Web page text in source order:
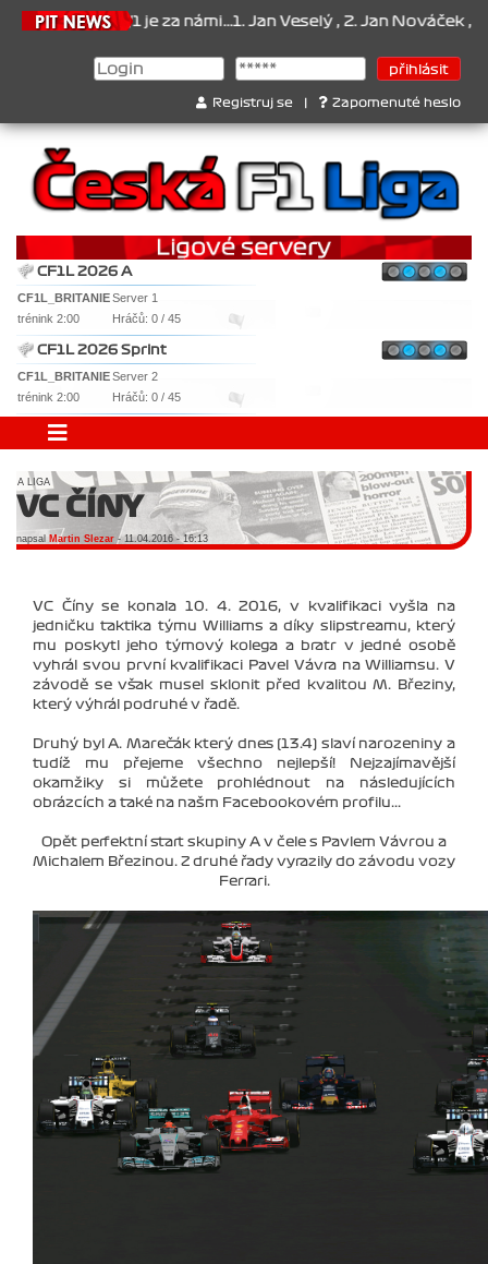
za námi...1. Jan Veselý , 2. Jan Nováček , 3. Jakub Chmelík ,
Registruj se Zapomenuté heslo
CF1L 2026 A
CF1L_BRITANIEServer 1
trénink 2:00
Hráčů: 0 / 45
CF1L 2026 Sprint
CF1L_BRITANIEServer 2
trénink 2:00
Hráčů: 0 / 45
A LIGA
VC ČÍNY
napsal Martin Slezar - 11.04.2016 - 16:13
VC Číny se konala 10. 4. 2016, v kvalifikaci vyšla na
jedničku taktika týmu Williams a díky slipstreamu, který
mu poskytl jeho týmový kolega a bratr v jedné osobě
vyhrál svou první kvalifikaci Pavel Vávra na Williamsu. V
závodě se však musel sklonit před kvalitou M. Březiny,
který výhrál podruhé v řadě.
Druhý byl A. Marečák který dnes (13.4) slaví narozeniny a
tudíž mu přejeme všechno nejlepší! Nejzajímavější
okamžiky si můžete prohlédnout na následujících
obrázcích a také na našm Facebookovém profilu...
Opět perfektní start skupiny A v čele s Pavlem Vávrou a
Michalem Březinou. Z druhé řady vyrazily do závodu vozy
Ferrari.